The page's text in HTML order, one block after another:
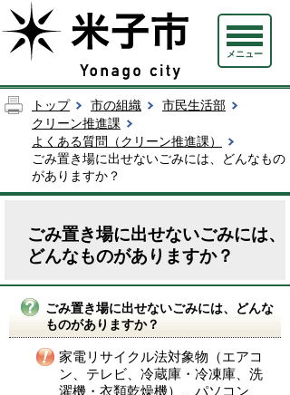
メニュー
トップ 市の組織
市民生活部
クリーン推進課
よくある質問（クリーン推進課）
ごみ置き場に出せないごみには、どんなもの
がありますか？
ごみ置き場に出せないごみには、
どんなものがありますか？
ごみ置き場に出せないごみには、どんな
ものがありますか？
家電リサイクル法対象物（エアコ
ン、テレビ、冷蔵庫・冷凍庫、洗
濯機・衣類乾燥機）、パソコン、